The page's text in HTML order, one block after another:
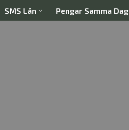
SMS Lån Pengar Samma Dag